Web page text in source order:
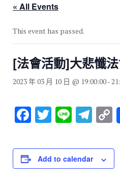
« All Events
This event has passed.
[法會活動]大悲懺
2023 年 03 月 10 日 @ 19:00:00-
F
c
e
T
tt
er
Li
e
T
e
gr
p
y
Add to calendar